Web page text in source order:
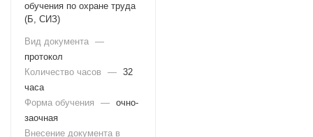
обучения по охране труда
(Б, СИЗ)
Вид документа —
протокол
Количество часов
— 32
часа
Форма обучения
— очно-
заочная
Внесение документа в